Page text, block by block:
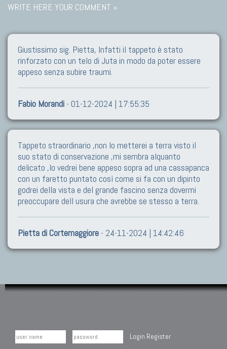
WRITE HERE YOUR COMMENT »
Giustissimo sig. Pietta, Infatti il tappeto è stato
rinforzato con un telo di Juta in modo da poter essere
appeso senza subire traumi.
Fabio Morandi - 01-12-2024 | 17:55:35
Tappeto straordinario ,non lo metterei a terra visto il
suo stato di conservazione ,mi sembra alquanto
delicato ,lo vedrei bene appeso sopra ad una cassapanca
con un faretto puntato così come si fa con un dipinto
godrei della vista e del grande fascino senza dovermi
preoccupare dell usura che avrebbe se stesso a terra.
Pietta di Cortemaggiore - 24-11-2024 | 14:42:46
Login Register